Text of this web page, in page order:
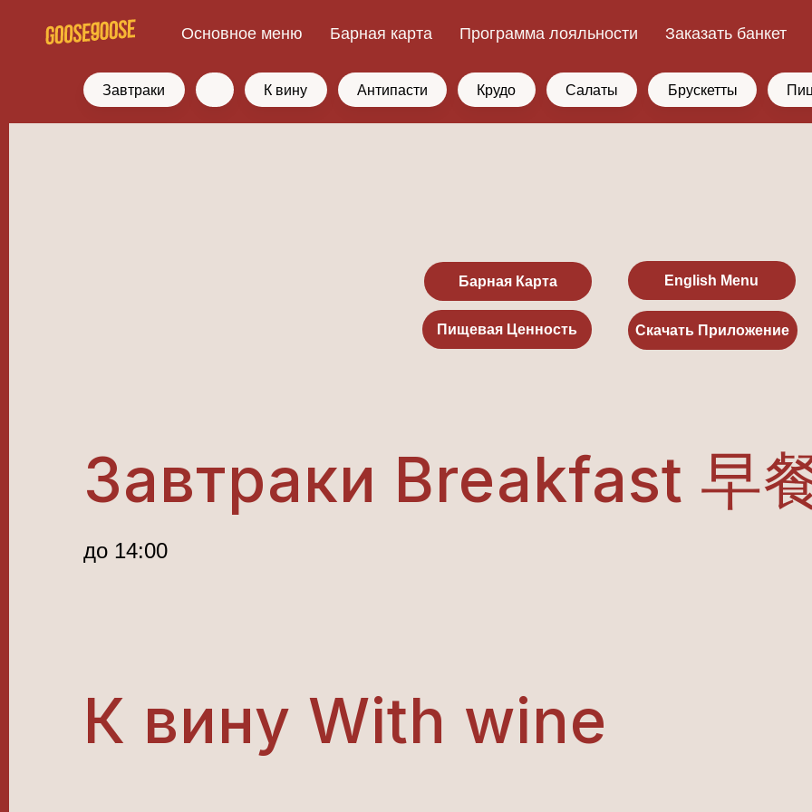
Основное меню Барная карта Программа лояльности Заказать банкет
Завтраки К вину Антипасти Крудо Салаты Брускетты
Пищевая Ценность Скачать Приложение
Барная Карта English Menu
Завтраки Breakfast 早
до 14:00
К вину With wine